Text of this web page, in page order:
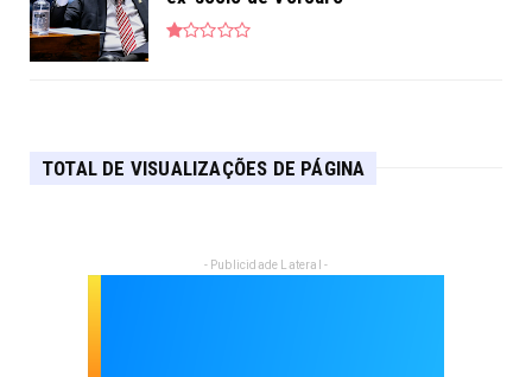
TOTAL DE VISUALIZAÇÕES DE PÁGINA
- Publicidade Lateral -